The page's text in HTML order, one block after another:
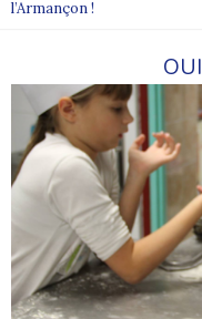
l’Armançon !